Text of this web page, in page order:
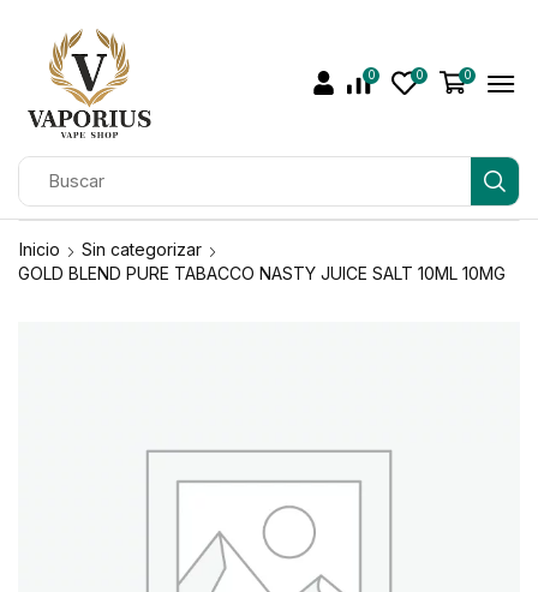
0 0 0
Inicio
Sin categorizar
GOLD BLEND PURE TABACCO NASTY JUICE SALT 10ML 10MG